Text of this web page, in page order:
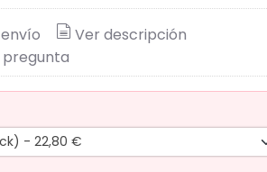
Ver descripción
pregunta